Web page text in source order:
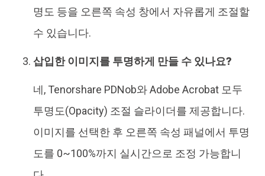
명도 등을 오른쪽 속성 창에서 자유롭게 조절할
수 있습니다.
삽입한 이미지를 투명하게 만들 수 있나요?
네, Tenorshare PDNob와 Adobe Acrobat 모두
투명도(Opacity) 조절 슬라이더를 제공합니다.
이미지를 선택한 후 오른쪽 속성 패널에서 투명
도를 0~100%까지 실시간으로 조정 가능합니